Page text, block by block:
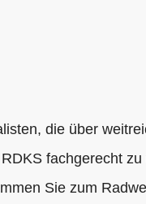
die über
fachgerecht
Sie zum